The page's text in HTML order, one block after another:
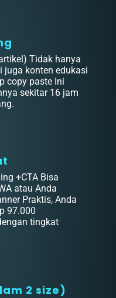
Tidak hanya
juga konten edukasi
copy paste Ini
sekitar 16 jam
+CTA Bisa
atau Anda
Praktis, Anda
97.000
tingkat
2 size)